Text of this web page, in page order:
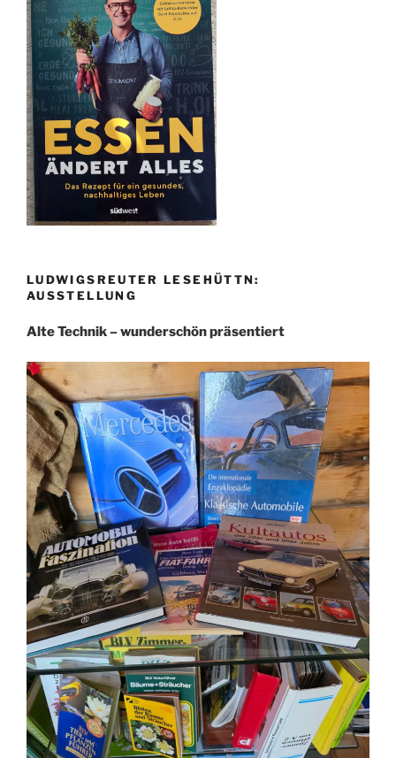
LUDWIGSREUTER LESEHÜTTN:
AUSSTELLUNG
Alte Technik – wunderschön präsentiert